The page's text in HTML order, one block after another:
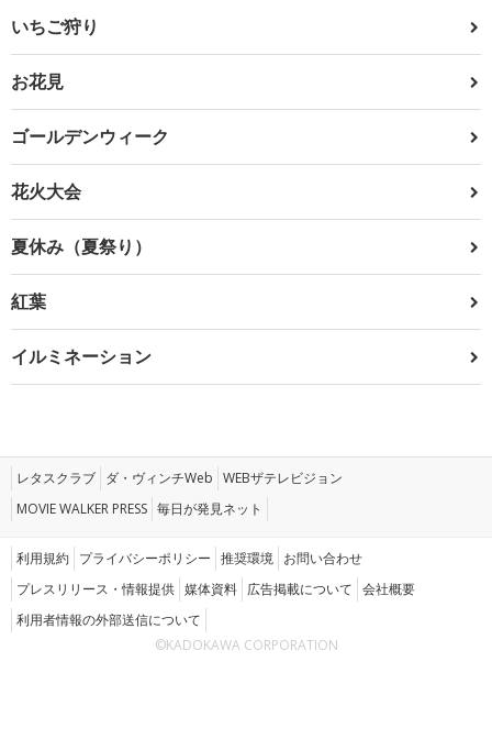
いちご狩り
お花見
ゴールデンウィーク
花火大会
夏休み（夏祭り）
紅葉
イルミネーション
レタスクラブ ダ・ヴィンチWeb WEBザテレビジョン
MOVIE WALKER PRESS 毎日が発見ネット
利用規約 プライバシーポリシー 推奨環境 お問い合わせ
プレスリリース・情報提供 媒体資料 広告掲載について 会社概要
利用者情報の外部送信について
©KADOKAWA CORPORATION